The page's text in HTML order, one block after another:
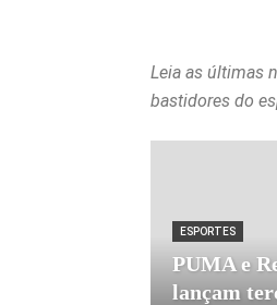
Leia as últimas
bastidores do
ESPORTES
PUMA e
lançam